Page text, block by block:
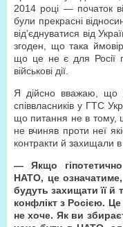
2014 році — початок
були прекрасні
від’єднуватися від
згоден, що така
що це не є для Росії
військові дії.
Я дійсно вважаю, що
співвласників у ГТС
що питання не в тому,
не вчиняв проти неї
контракти й захищали
— Якщо
НАТО, це
будуть захищати її й
конфлікт з Росією.
не хоче. Як ви